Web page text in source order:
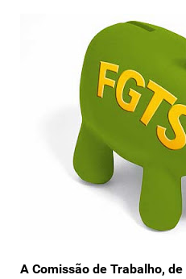
A Comissão de Trabalho,